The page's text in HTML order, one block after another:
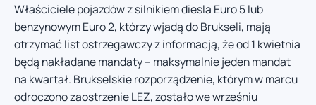
Właściciele pojazdów z silnikiem diesla Euro 5 lub
benzynowym Euro 2, którzy wjadą do Brukseli, mają
otrzymać list ostrzegawczy z informacją, że od 1 kwietnia
będą nakładane mandaty – maksymalnie jeden mandat
na kwartał. Brukselskie rozporządzenie, którym w marcu
odroczono zaostrzenie LEZ, zostało we wrześniu